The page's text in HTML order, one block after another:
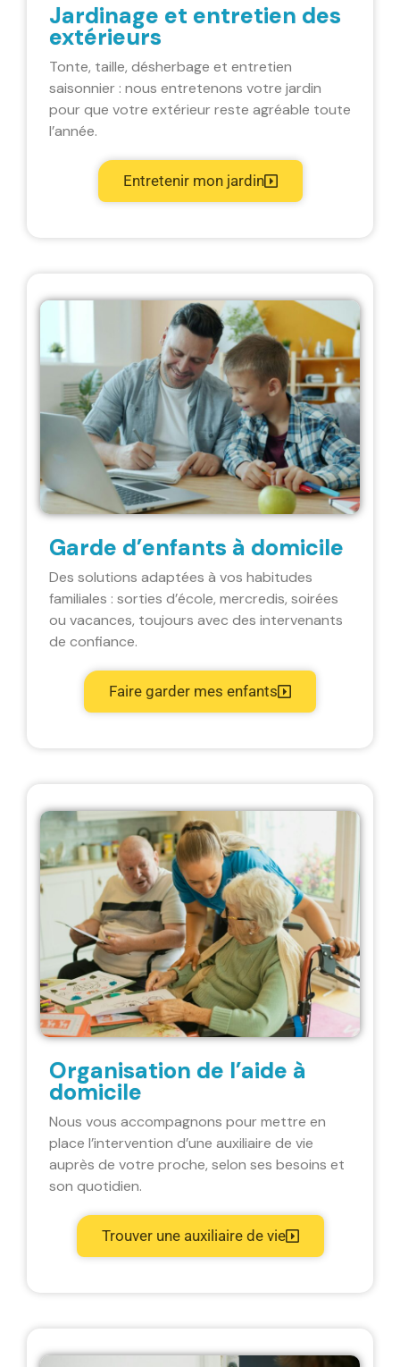
Jardinage et entretien des
extérieurs
Tonte, taille, désherbage et entretien
saisonnier : nous entretenons votre jardin
pour que votre extérieur reste agréable toute
l’année.
Entretenir mon jardin
Garde d’enfants à domicile
Des solutions adaptées à vos habitudes
familiales : sorties d’école, mercredis, soirées
ou vacances, toujours avec des intervenants
de confiance.
Faire garder mes enfants
Organisation de l’aide à
domicile
Nous vous accompagnons pour mettre en
place l’intervention d’une auxiliaire de vie
auprès de votre proche, selon ses besoins et
son quotidien.
Trouver une auxiliaire de vie